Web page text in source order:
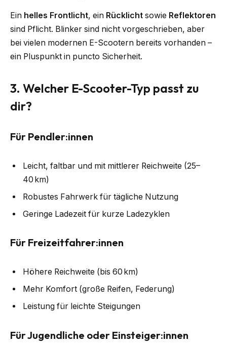
Ein helles Frontlicht, ein Rücklicht sowie Reflektoren
sind Pflicht. Blinker sind nicht vorgeschrieben, aber
bei vielen modernen E-Scootern bereits vorhanden –
ein Pluspunkt in puncto Sicherheit.
3. Welcher E-Scooter-Typ passt zu
dir?
Für Pendler:innen
Leicht, faltbar und mit mittlerer Reichweite (25–
40 km)
Robustes Fahrwerk für tägliche Nutzung
Geringe Ladezeit für kurze Ladezyklen
Für Freizeitfahrer:innen
Höhere Reichweite (bis 60 km)
Mehr Komfort (große Reifen, Federung)
Leistung für leichte Steigungen
Für Jugendliche oder Einsteiger:innen